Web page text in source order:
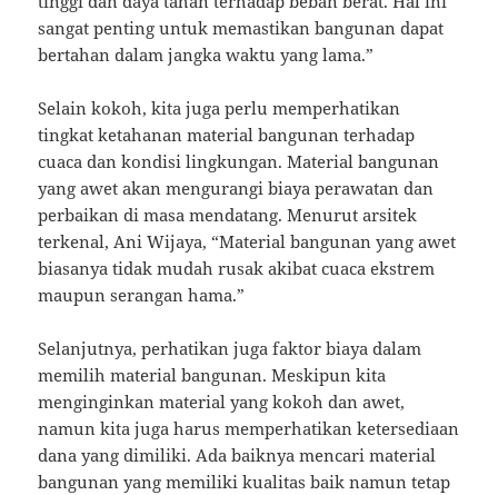
sangat penting untuk memastikan bangunan dapat
bertahan dalam jangka waktu yang lama.”
Selain kokoh, kita juga perlu memperhatikan
tingkat ketahanan material bangunan terhadap
cuaca dan kondisi lingkungan. Material bangunan
yang awet akan mengurangi biaya perawatan dan
perbaikan di masa mendatang. Menurut arsitek
terkenal, Ani Wijaya, “Material bangunan yang awet
biasanya tidak mudah rusak akibat cuaca ekstrem
maupun serangan hama.”
Selanjutnya, perhatikan juga faktor biaya dalam
memilih material bangunan. Meskipun kita
menginginkan material yang kokoh dan awet,
namun kita juga harus memperhatikan ketersediaan
dana yang dimiliki. Ada baiknya mencari material
bangunan yang memiliki kualitas baik namun tetap